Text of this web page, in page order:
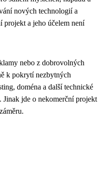
nových technologií a
projekt a jeho účelem není
nebo z dobrovolných
k pokrytí nezbytných
doména a další technické
Jinak jde o nekomerční projekt